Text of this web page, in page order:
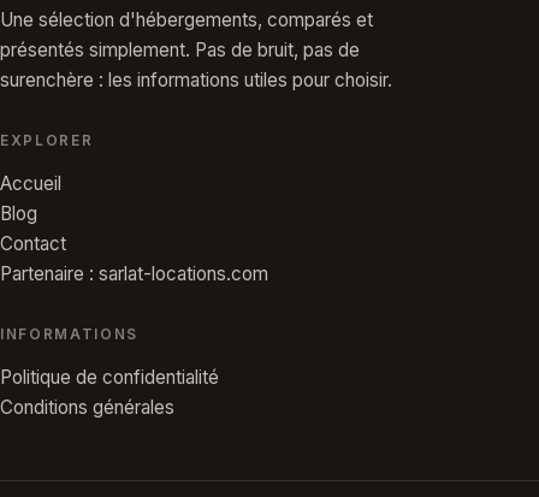
Une sélection d'hébergements, comparés et
présentés simplement. Pas de bruit, pas de
surenchère : les informations utiles pour choisir.
EXPLORER
Accueil
Blog
Contact
Partenaire : sarlat-locations.com
INFORMATIONS
Politique de confidentialité
Conditions générales